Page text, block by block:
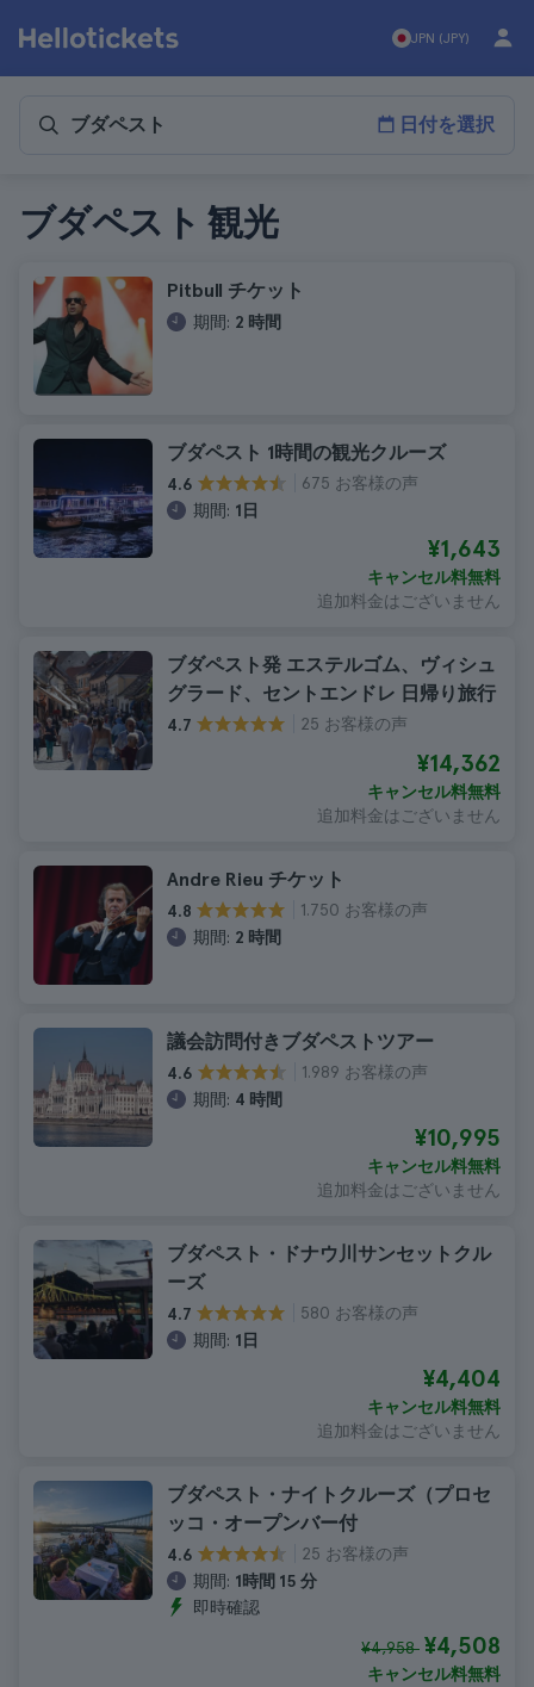
JPN (JPY)
日付を選択
ブダペスト 観光
Pitbull チケット
期間: 2 時間
ブダペスト 1時間の観光クルーズ
4.6
675 お客様の声
期間: 1日
¥1,643
キャンセル料無料
追加料金はございません
ブダペスト発 エステルゴム、ヴィシュ
グラード、セントエンドレ 日帰り旅行
4.7 25 お客様の声
¥14,362
キャンセル料無料
追加料金はございません
Andre Rieu チケット
4.8
1.750 お客様の声
期間: 2 時間
議会訪問付きブダペストツアー
4.6
1.989 お客様の声
期間: 4 時間
¥10,995
キャンセル料無料
追加料金はございません
ブダペスト・ドナウ川サンセットクル
ーズ
4.7
580 お客様の声
期間: 1日
¥4,404
キャンセル料無料
追加料金はございません
ブダペスト・ナイトクルーズ（プロセ
ッコ・オープンバー付
4.6
25 お客様の声
期間: 1時間 15 分
即時確認
¥4,958 ¥4,508
キャンセル料無料